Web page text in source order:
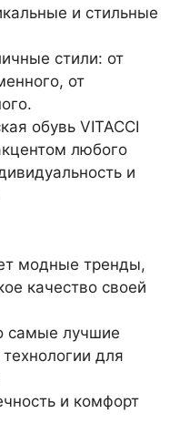
и стильные
стили: от
от
обувь VITACCI
любого
и
модные тренды,
качество своей
самые лучшие
для
и комфорт